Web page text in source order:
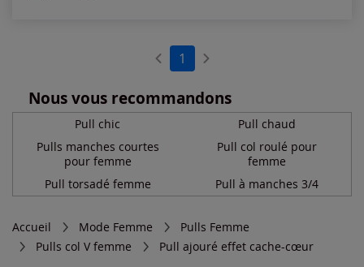
1
Nous vous recommandons
Pull chic
Pulls manches courtes
pour femme
Pull chaud
Pull col roulé pour
femme
Pull torsadé femme
Pull à manches 3/4
Accueil Mode Femme
Pulls Femme
Pulls col V femme
Pull ajouré effet cache-cœur